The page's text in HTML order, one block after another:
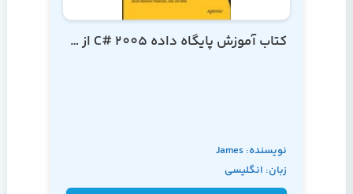
کتاب آموزش پایگاه داده C# 2005 از مقدماتی تا پیشرفته
نویسنده: James
Huddleston
زبان: انگلیسی